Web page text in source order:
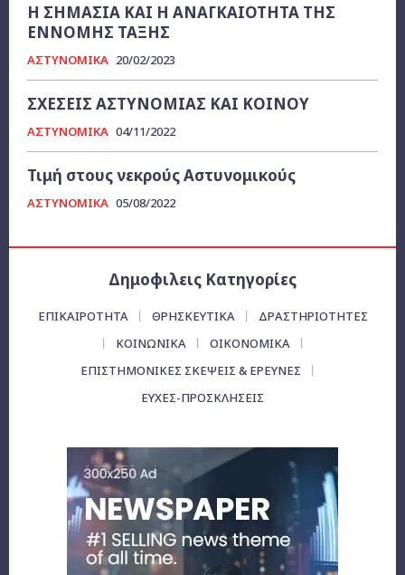
Η ΣΗΜΑΣΙΑ ΚΑΙ Η ΑΝΑΓΚΑΙΟΤΗΤΑ ΤΗΣ
ΕΝΝΟΜΗΣ ΤΑΞΗΣ
ΑΣΤΥΝΟΜΙΚΑ 20/02/2023
ΣΧΕΣΕΙΣ ΑΣΤΥΝΟΜΙΑΣ ΚΑΙ ΚΟΙΝΟΥ
ΑΣΤΥΝΟΜΙΚΑ 04/11/2022
Τιμή στους νεκρούς Αστυνομικούς
ΑΣΤΥΝΟΜΙΚΑ 05/08/2022
Δημοφιλεις Κατηγορίες
ΕΠΙΚΑΙΡΌΤΗΤΑ ΘΡΗΣΚΕΥΤΙΚΑ
ΔΡΑΣΤΗΡΙΟΤΗΤΕΣ
ΚΟΙΝΩΝΙΚΑ
ΟΙΚΟΝΟΜΙΚΆ
ΕΠΙΣΤΗΜΟΝΙΚΕΣ ΣΚΕΨΕΙΣ & ΕΡΕΥΝΕΣ
ΕΥΧΈΣ-ΠΡΟΣΚΛΉΣΕΙΣ